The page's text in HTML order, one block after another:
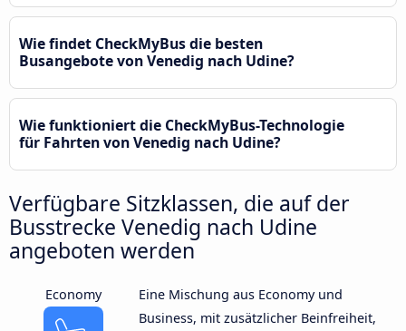
Wie findet CheckMyBus die besten
Busangebote von Venedig nach Udine?
Wie funktioniert die CheckMyBus-Technologie
für Fahrten von Venedig nach Udine?
Verfügbare Sitzklassen, die auf der
Busstrecke Venedig nach Udine
angeboten werden
Economy
Eine Mischung aus Economy und
Business, mit zusätzlicher Beinfreiheit,